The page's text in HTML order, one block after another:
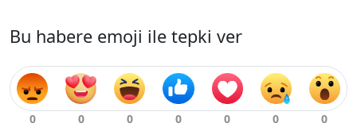
Bu habere emoji ile tepki ver